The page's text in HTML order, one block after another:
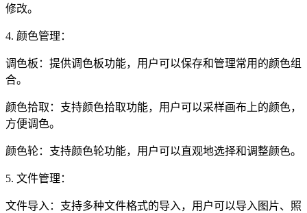
修改。
4. 颜色管理：
调色板：提供调色板功能，用户可以保存和管理常用的颜色组
合。
颜色拾取：支持颜色拾取功能，用户可以采样画布上的颜色，
方便调色。
颜色轮：支持颜色轮功能，用户可以直观地选择和调整颜色。
5. 文件管理：
文件导入：支持多种文件格式的导入，用户可以导入图片、照